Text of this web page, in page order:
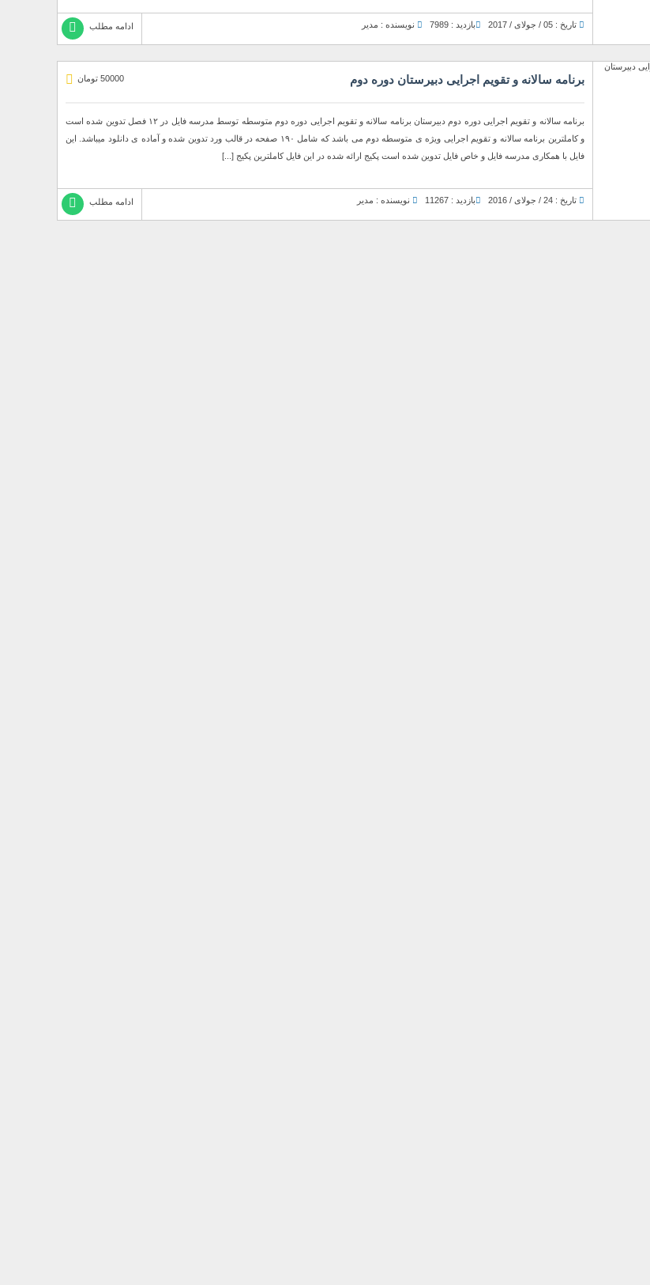
ادامه مطلب تاریخ : 05 / جولای / 2017 بازدید : 7989 نویسنده : مدیر
50000 تومان برنامه سالانه و تقویم اجرایی دبیرستان دوره دوم
برنامه سالانه و تقویم اجرایی دوره دوم دبیرستان برنامه سالانه و تقویم اجرایی دوره دوم متوسطه توسط مدرسه فایل در ۱۲ فصل تدوین شده است
و کاملترین برنامه سالانه و تقویم اجرایی ویژه ی متوسطه دوم می باشد که شامل ۱۹۰ صفحه در قالب ورد تدوین شده و آماده ی دانلود میباشد. این
فایل با همکاری مدرسه فایل و خاص فایل تدوین شده است پکیج ارائه شده در این فایل کاملترین پکیج [...]
ادامه مطلب تاریخ : 24 / جولای / 2016 بازدید : 11267 نویسنده : مدیر